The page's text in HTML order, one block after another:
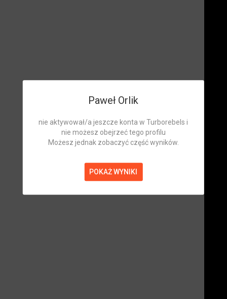
Paweł Orlik
nie aktywował/a jeszcze konta w Turborebels i
nie możesz obejrzeć tego profilu
Możesz jednak zobaczyć część wyników.
POKAŻ WYNIKI